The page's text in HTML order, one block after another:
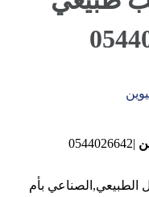
|0544026642
الطبيعي,الصناعي بأم